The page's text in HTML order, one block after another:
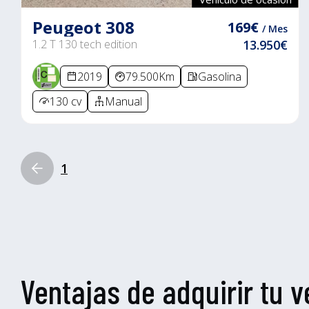
Peugeot 308
1.2 T 130 tech edition
169€ / Mes
13.950€
2019 79.500Km
Gasolina
130 cv
Manual
1
Ventajas de adquirir tu